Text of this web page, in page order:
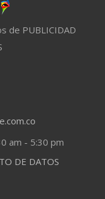
de PUBLICIDAD
am - 5:30 pm
DE DATOS